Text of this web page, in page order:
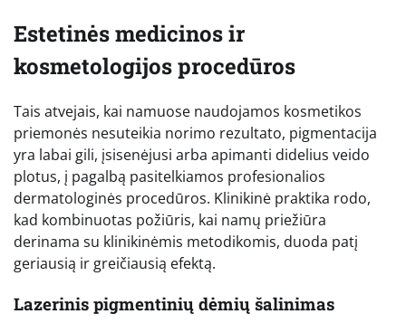
Estetinės medicinos ir
kosmetologijos procedūros
Tais atvejais, kai namuose naudojamos kosmetikos
priemonės nesuteikia norimo rezultato, pigmentacija
yra labai gili, įsisenėjusi arba apimanti didelius veido
plotus, į pagalbą pasitelkiamos profesionalios
dermatologinės procedūros. Klinikinė praktika rodo,
kad kombinuotas požiūris, kai namų priežiūra
derinama su klinikinėmis metodikomis, duoda patį
geriausią ir greičiausią efektą.
Lazerinis pigmentinių dėmių šalinimas